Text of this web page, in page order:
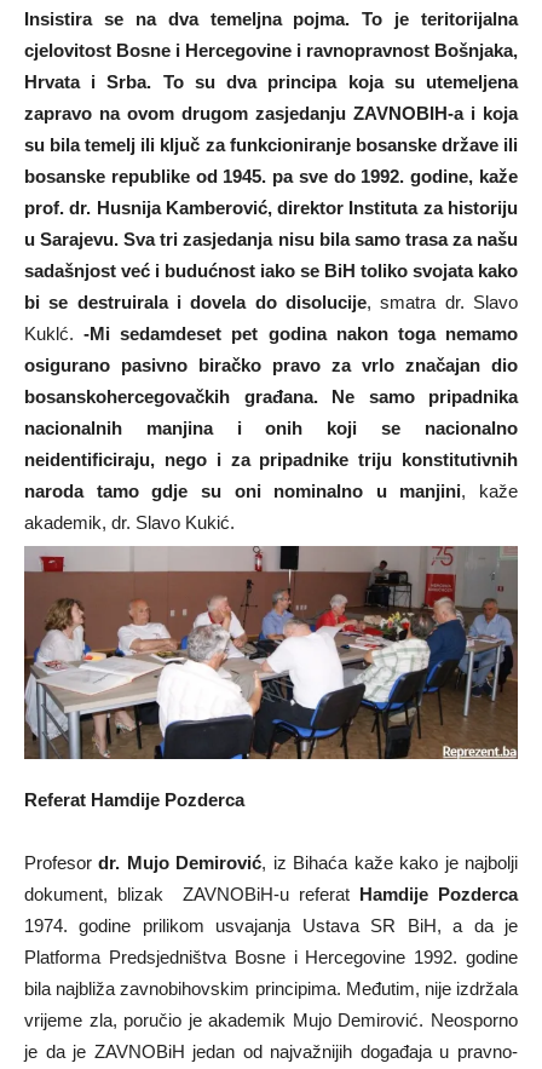
Insistira se na dva temeljna pojma. To je teritorijalna
cjelovitost Bosne i Hercegovine i ravnopravnost Bošnjaka,
Hrvata i Srba. To su dva principa koja su utemeljena
zapravo na ovom drugom zasjedanju ZAVNOBIH-a i koja
su bila temelj ili ključ za funkcioniranje bosanske države ili
bosanske republike od 1945. pa sve do 1992. godine, kaže
prof. dr. Husnija Kamberović, direktor Instituta za historiju
u Sarajevu. Sva tri zasjedanja nisu bila samo trasa za našu
sadašnjost već i budućnost iako se BiH toliko svojata kako
bi se destruirala i dovela do disolucije, smatra dr. Slavo
Kuklć.-Mi sedamdeset pet godina nakon toga nemamo
osigurano pasivno biračko pravo za vrlo značajan dio
bosanskohercegovačkih građana. Ne samo pripadnika
nacionalnih manjina i onih koji se nacionalno
neidentificiraju, nego i za pripadnike triju konstitutivnih
naroda tamo gdje su oni nominalno u manjini, kaže
akademik, dr. Slavo Kukić.
Referat Hamdije Pozderca
Profesordr. Mujo Demirović, iz Bihaća kaže kako je najbolji
dokument, blizak ZAVNOBiH-u referat Hamdije Pozderca
1974. godine prilikom usvajanja Ustava SR BiH, a da je
Platforma Predsjedništva Bosne i Hercegovine 1992. godine
bila najbliža zavnobihovskim principima. Međutim, nije izdržala
vrijeme zla, poručio je akademik Mujo Demirović. Neosporno
je da je ZAVNOBiH jedan od najvažnijih događaja u pravno-